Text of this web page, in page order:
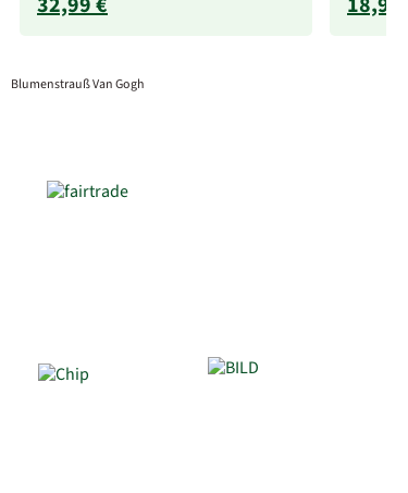
Blumenstrauß Van Gogh